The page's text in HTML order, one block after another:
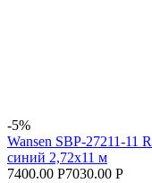
-5%
Wansen SBP-27211-11
синий 2,72x11 м
7400.00 Р7030.00 Р